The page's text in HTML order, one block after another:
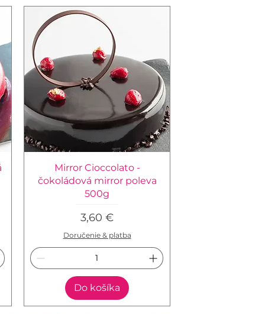
Mirror Cioccolato -
čokoládová mirror poleva
500g
Cena
3,60 €
Doručenie & platba
Do košíka